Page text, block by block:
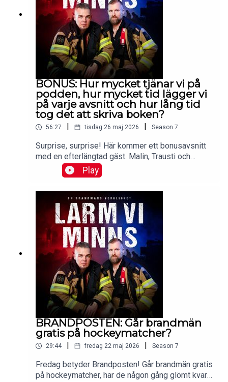
BONUS: Hur mycket tjänar vi på
podden, hur mycket tid lägger vi
på varje avsnitt och hur lång tid
tog det att skriva boken?
56:27 | tisdag 26 maj 2026 | Season 7
Surprise, surprise! Här kommer ett bonusavsnitt
med en efterlängtad gäst. Malin, Trausti och
Brander svarar på lyssnarfrågor och berättar hur
och varför podden kom till. Ett unikt avsnitt du inte
vill missa!Mejla dina lyssnarfrågor till
hej@larmviminns.se och följ Larm vi minns på
Facebook, TikTok, och Instagram.Lyssna
reklamfritt på Patreon.Produceras av: Malin
Brege, Trausti Brege & Daniel Brander.Manus:
Malin Brege.Klippning, ljudläggning och
efterbearbetning: Mikael Solkulle.
Play
BRANDPOSTEN: Går brandmän
gratis på hockeymatcher?
29:44 fredag 22 maj 2026 Season 7
Fredag betyder Brandposten! Går brandmän gratis
på hockeymatcher, har de någon gång glömt kvar